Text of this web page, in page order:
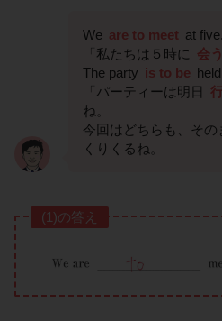
We are to meet at
「私たちは５時に 会
The party is to be
「パーティーは明日
ね。
今回はどちらも、そ
くりくるね。
(1)の答え